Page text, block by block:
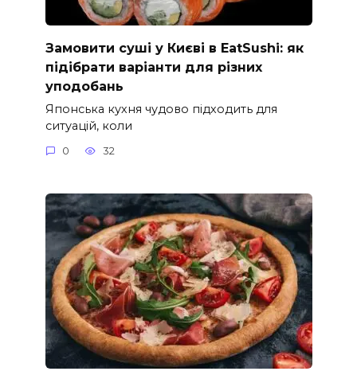
Замовити суші у Києві в EatSushi: як
підібрати варіанти для різних
уподобань
Японська кухня чудово підходить для
ситуацій, коли
0 32